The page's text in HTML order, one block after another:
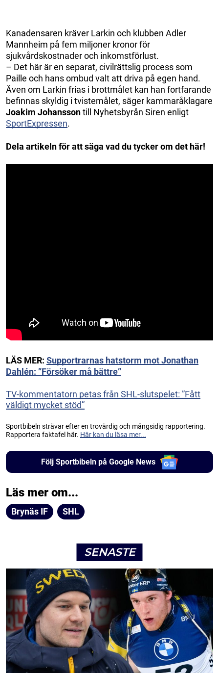
Kanadensaren kräver Larkin och klubben Adler
Mannheim på fem miljoner kronor för
sjukvårdskostnader och inkomstförlust.
– Det här är en separat, civilrättslig process som
Paille och hans ombud valt att driva på egen hand.
Även om Larkin frias i brottmålet kan han fortfarande
befinnas skyldig i tvistemålet, säger kammaråklagare
Joakim Johanssontill Nyhetsbyrån Siren enligt
SportExpressen.
Dela artikeln för att säga vad du tycker om det här!
LÄS MER: Supportrarnas hatstorm mot Jonathan
Dahlén: ”Försöker må bättre”
TV-kommentatorn petas från SHL-slutspelet: ”Fått
väldigt mycket stöd”
Sportbibeln strävar efter en trovärdig och mångsidig rapportering.
Rapportera faktafel här. Här kan du läsa mer...
Följ Sportbibeln på Google News
Läs mer om...
Brynäs IF SHL
SENASTE